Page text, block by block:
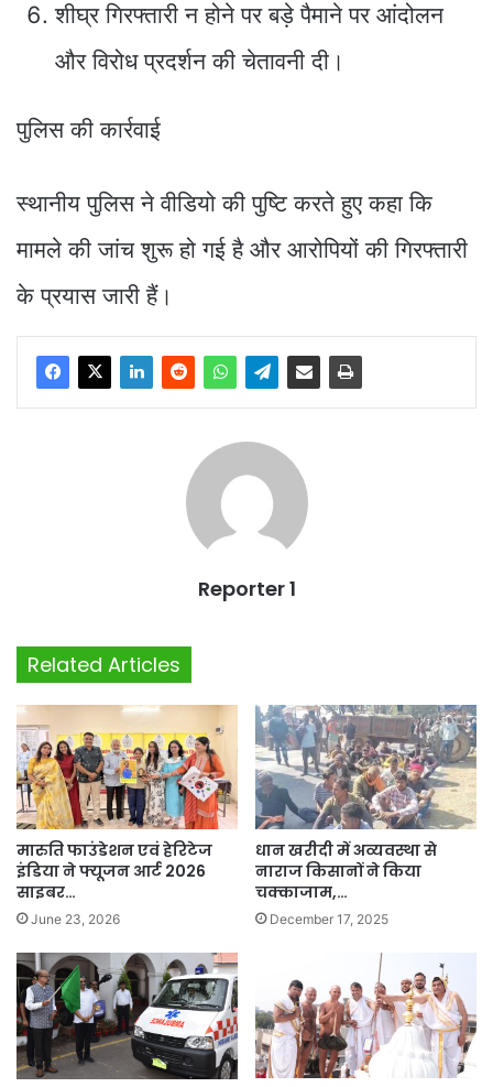
शीघ्र गिरफ्तारी न होने पर बड़े पैमाने पर आंदोलन
और विरोध प्रदर्शन की चेतावनी दी।
पुलिस की कार्रवाई
स्थानीय पुलिस ने वीडियो की पुष्टि करते हुए कहा कि
मामले की जांच शुरू हो गई है और आरोपियों की गिरफ्तारी
के प्रयास जारी हैं।
Reporter 1
Related Articles
मारुति फाउंडेशन एवं हेरिटेज
इंडिया ने फ्यूजन आर्ट 2026
साइबर…
June 23, 2026
धान खरीदी में अव्यवस्था से
नाराज किसानों ने किया
चक्काजाम,…
December 17, 2025